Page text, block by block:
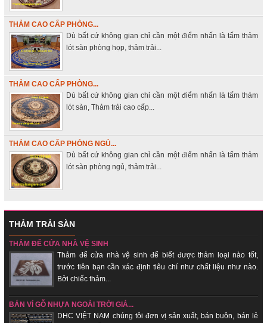
THẢM CAO CẤP PHÒNG...
Dù bất cứ không gian chỉ cần một điểm nhấn là tấm thảm
lót sàn phòng họp, thảm trải...
THẢM CAO CẤP PHÒNG...
Dù bất cứ không gian chỉ cần một điểm nhấn là tấm thảm
lót sàn, Thảm trải cao cấp...
THẢM CAO CẤP PHÒNG NGỦ...
Dù bất cứ không gian chỉ cần một điểm nhấn là tấm thảm
lót sàn phòng ngủ, thảm trải...
THẢM TRẢI SÀN
THẢM ĐỂ CỬA NHÀ VỆ SINH
Thảm để cửa nhà vệ sinh để biết được thảm loại nào tốt,
trước tiên bạn cần xác định tiêu chí như chất liệu như nào.
Bởi chiếc thảm...
BÁN VỈ GỖ NHỰA NGOÀI TRỜI GIÁ...
DHC VIỆT NAM chúng tôi đơn vị sản xuất, bán buôn, bán lẻ